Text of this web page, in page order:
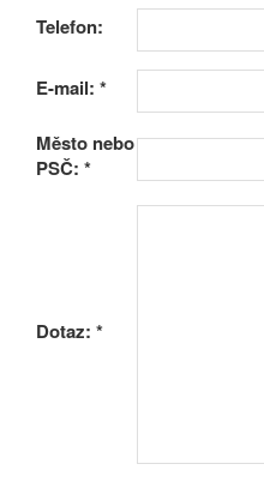
Telefon:
E-mail: *
Město nebo
PSČ: *
Dotaz: *